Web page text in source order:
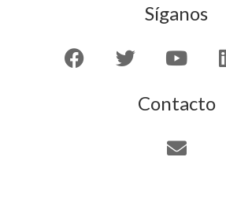
Síganos
Contacto